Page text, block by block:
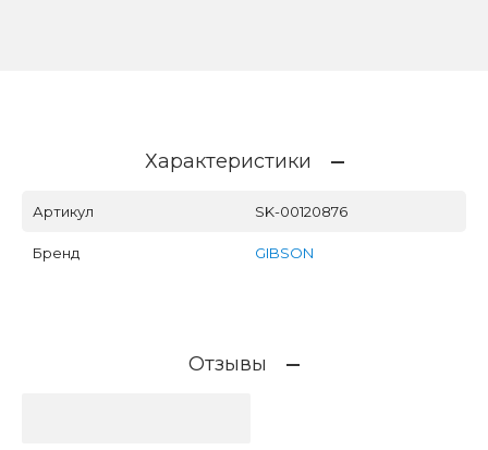
Характеристики
Артикул SK-00120876
Бренд GIBSON
Отзывы